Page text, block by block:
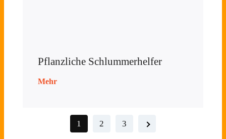
Pflanzliche Schlummerhelfer
Mehr
1 2 3